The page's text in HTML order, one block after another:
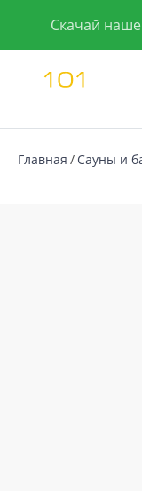
Скачай
Главная Сауны и